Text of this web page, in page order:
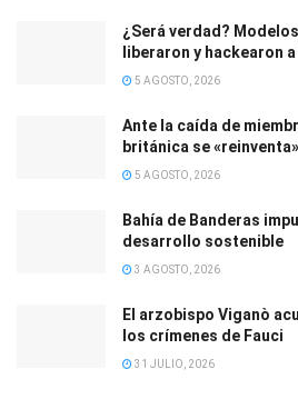
¿Será verdad?
liberaron y hackearon
5 AGOSTO, 2026
Ante la caída de
británica se
5 AGOSTO, 2026
Bahía de Banderas
desarrollo sostenible
3 AGOSTO, 2026
El arzobispo Viganò
los crímenes de Fauci
31 JULIO, 2026